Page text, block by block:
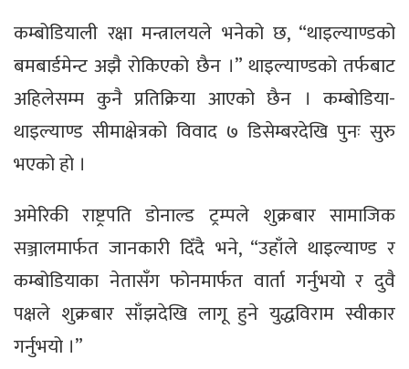
कम्बोडियाली रक्षा मन्त्रालयले भनेको छ, “थाइल्याण्डको
बमबार्डमेन्ट अझै रोकिएको छैन ।” थाइल्याण्डको तर्फबाट
अहिलेसम्म कुनै प्रतिक्रिया आएको छैन । कम्बोडिया-
थाइल्याण्ड सीमाक्षेत्रको विवाद ७ डिसेम्बरदेखि पुनः सुरु
भएको हो ।
अमेरिकी राष्ट्रपति डोनाल्ड ट्रम्पले शुक्रबार सामाजिक
सञ्जालमार्फत जानकारी दिँदै भने, “उहाँले थाइल्याण्ड र
कम्बोडियाका नेतासँग फोनमार्फत वार्ता गर्नुभयो र दुवै
पक्षले शुक्रबार साँझदेखि लागू हुने युद्धविराम स्वीकार
गर्नुभयो ।”